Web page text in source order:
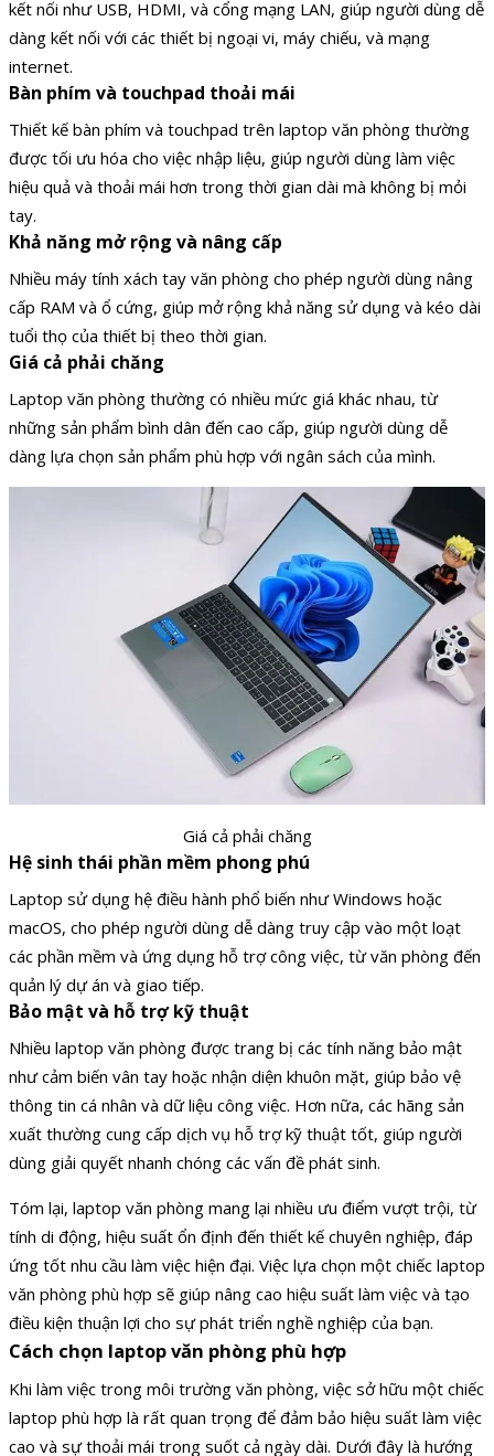
kết nối như USB, HDMI, và cổng mạng LAN, giúp người dùng dễ
dàng kết nối với các thiết bị ngoại vi, máy chiếu, và mạng
internet.
Bàn phím và touchpad thoải mái
Thiết kế bàn phím và touchpad trên laptop văn phòng thường
được tối ưu hóa cho việc nhập liệu, giúp người dùng làm việc
hiệu quả và thoải mái hơn trong thời gian dài mà không bị mỏi
tay.
Khả năng mở rộng và nâng cấp
Nhiều máy tính xách tay văn phòng cho phép người dùng nâng
cấp RAM và ổ cứng, giúp mở rộng khả năng sử dụng và kéo dài
tuổi thọ của thiết bị theo thời gian.
Giá cả phải chăng
Laptop văn phòng thường có nhiều mức giá khác nhau, từ
những sản phẩm bình dân đến cao cấp, giúp người dùng dễ
dàng lựa chọn sản phẩm phù hợp với ngân sách của mình.
Giá cả phải chăng
Hệ sinh thái phần mềm phong phú
Laptop sử dụng hệ điều hành phổ biến như Windows hoặc
macOS, cho phép người dùng dễ dàng truy cập vào một loạt
các phần mềm và ứng dụng hỗ trợ công việc, từ văn phòng đến
quản lý dự án và giao tiếp.
Bảo mật và hỗ trợ kỹ thuật
Nhiều laptop văn phòng được trang bị các tính năng bảo mật
như cảm biến vân tay hoặc nhận diện khuôn mặt, giúp bảo vệ
thông tin cá nhân và dữ liệu công việc. Hơn nữa, các hãng sản
xuất thường cung cấp dịch vụ hỗ trợ kỹ thuật tốt, giúp người
dùng giải quyết nhanh chóng các vấn đề phát sinh.
Tóm lại, laptop văn phòng mang lại nhiều ưu điểm vượt trội, từ
tính di động, hiệu suất ổn định đến thiết kế chuyên nghiệp, đáp
ứng tốt nhu cầu làm việc hiện đại. Việc lựa chọn một chiếc laptop
văn phòng phù hợp sẽ giúp nâng cao hiệu suất làm việc và tạo
điều kiện thuận lợi cho sự phát triển nghề nghiệp của bạn.
Cách chọn laptop văn phòng phù hợp
Khi làm việc trong môi trường văn phòng, việc sở hữu một chiếc
laptop phù hợp là rất quan trọng để đảm bảo hiệu suất làm việc
cao và sự thoải mái trong suốt cả ngày dài. Dưới đây là hướng